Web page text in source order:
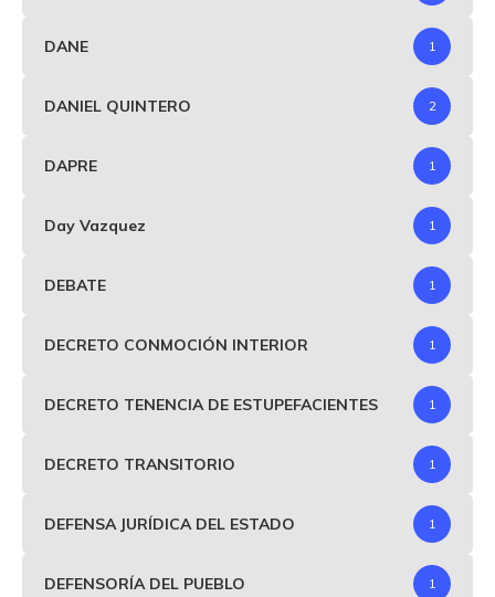
DANE 1
DANIEL QUINTERO 2
DAPRE 1
Day Vazquez 1
DEBATE 1
DECRETO CONMOCIÓN INTERIOR 1
DECRETO TENENCIA DE ESTUPEFACIENTES 1
DECRETO TRANSITORIO 1
DEFENSA JURÍDICA DEL ESTADO 1
DEFENSORÍA DEL PUEBLO 1